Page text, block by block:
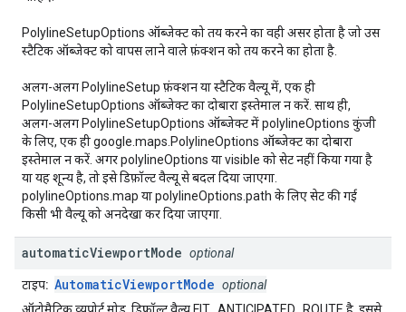
PolylineSetupOptions ऑब्जेक्ट को तय करने का वही असर होता है जो उस
स्टैटिक ऑब्जेक्ट को वापस लाने वाले फ़ंक्शन को तय करने का होता है.
अलग-अलग PolylineSetup फ़ंक्शन या स्टैटिक वैल्यू में, एक ही
PolylineSetupOptions ऑब्जेक्ट का दोबारा इस्तेमाल न करें. साथ ही,
अलग-अलग PolylineSetupOptions ऑब्जेक्ट में polylineOptions कुंजी
के लिए, एक ही google.maps.PolylineOptions ऑब्जेक्ट का दोबारा
इस्तेमाल न करें. अगर polylineOptions या visible को सेट नहीं किया गया है
या यह शून्य है, तो इसे डिफ़ॉल्ट वैल्यू से बदल दिया जाएगा.
polylineOptions.map या polylineOptions.path के लिए सेट की गई
किसी भी वैल्यू को अनदेखा कर दिया जाएगा.
automaticViewportMode optional
टाइप: AutomaticViewportMode optional